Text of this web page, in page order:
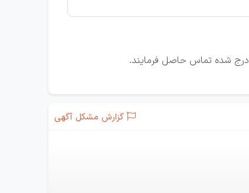
درج شده تماس حاصل فرمایند.
گزارش مشکل آگهی